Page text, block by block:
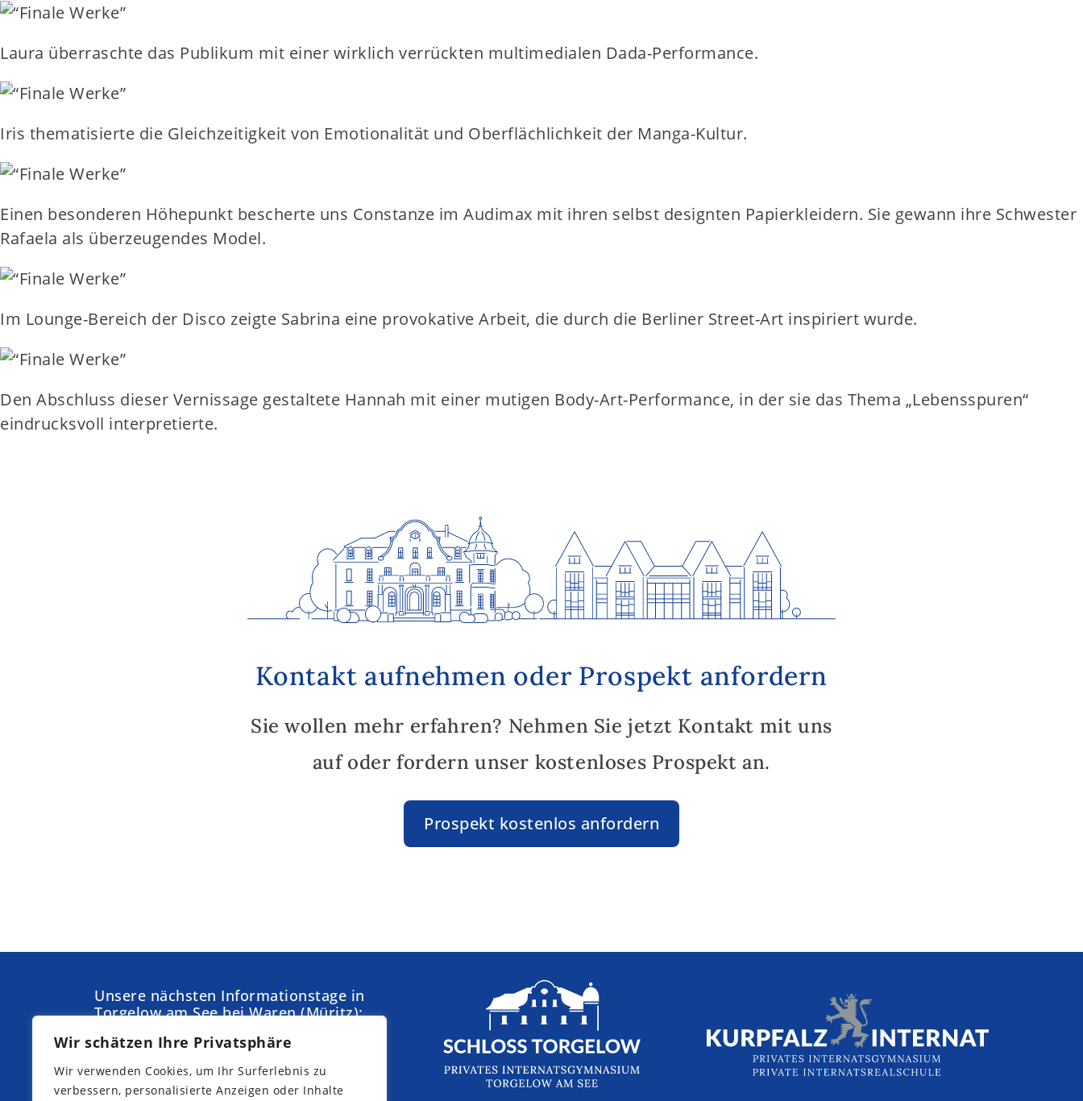
Wir schätzen Ihre Privatsphäre
Wir verwenden Cookies, um Ihr Surferlebnis zu
verbessern, personalisierte Anzeigen oder Inhalte
Laura überraschte das Publikum mit einer wirklich verrückten multimedialen Dada-Performance.
Iris thematisierte die Gleichzeitigkeit von Emotionalität und Oberflächlichkeit der Manga-Kultur.
Einen besonderen Höhepunkt bescherte uns Constanze im Audimax mit ihren selbst designten Papierkleidern. Sie gewann ihre Schwester
Rafaela als überzeugendes Model.
Im Lounge-Bereich der Disco zeigte Sabrina eine provokative Arbeit, die durch die Berliner Street-Art inspiriert wurde.
Den Abschluss dieser Vernissage gestaltete Hannah mit einer mutigen Body-Art-Performance, in der sie das Thema „Lebensspuren“
eindrucksvoll interpretierte.
Kontakt aufnehmen oder Prospekt anfordern
Sie wollen mehr erfahren? Nehmen Sie jetzt Kontakt mit uns
auf oder fordern unser kostenloses Prospekt an.
Prospekt kostenlos anfordern
Unsere nächsten Informationstage in
Torgelow am See bei Waren (Müritz):
Samstag,
05.09.2026
Samstag,
Sonntag,
04.10.2026
Samstag,